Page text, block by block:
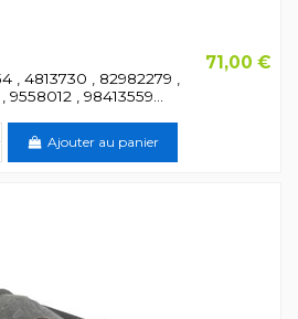
, 4813730 , 82982279 ,
, 98413559...
71,00 €
Ajouter au panier